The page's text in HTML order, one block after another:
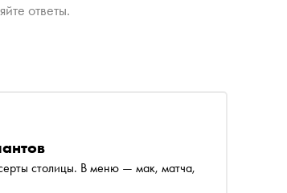
ответы.
столицы. В меню — мак, матча,